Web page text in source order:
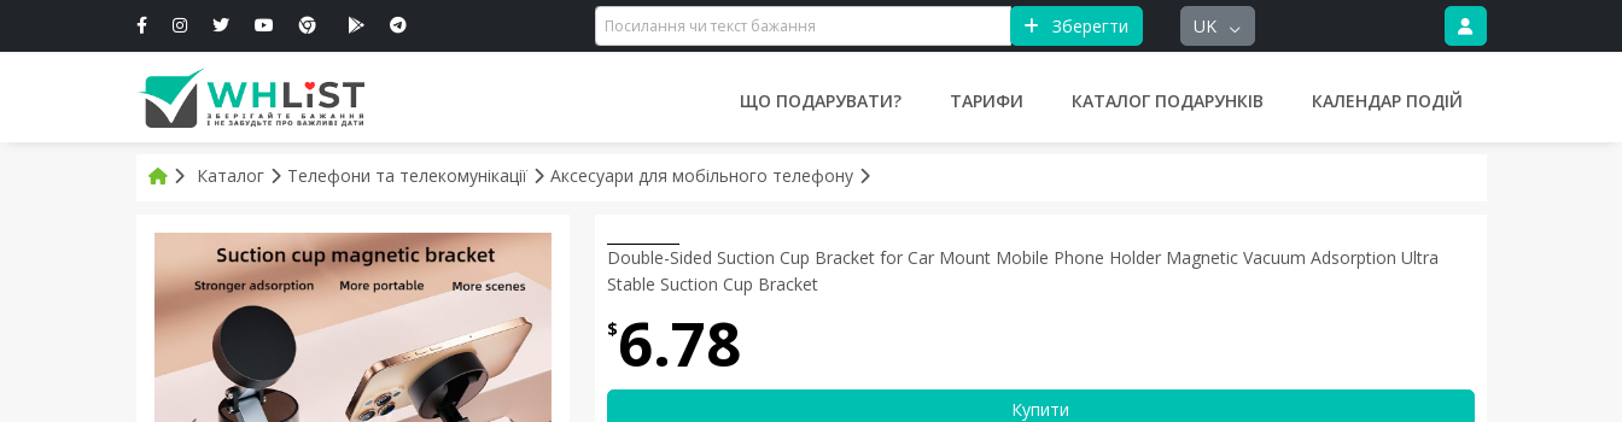
Зберегти UK
ЩО ПОДАРУВАТИ? ТАРИФИ КАТАЛОГ ПОДАРУНКІВ КАЛЕНДАР ПОДІЙ
Каталог Телефони та телекомунікації Аксесуари для мобільного телефону
Double-Sided Suction Cup Bracket for Car Mount Mobile Phone Holder Magnetic Vacuum Adsorption Ultra
Stable Suction Cup Bracket
$6.78
Купити